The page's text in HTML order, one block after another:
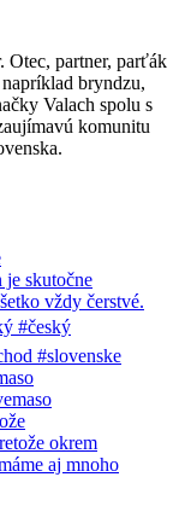
Otec, partner, parťák
bryndzu,
Valach spolu s
komunitu